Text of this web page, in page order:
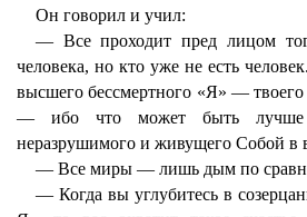
Он говорил и учил:
— Все проходит пред лицом
человека, но кто уже не есть
высшего бессмертного «Я» —
— ибо что может быть лучше
неразрушимого и живущего Собой в
— Все миры — лишь дым по
— Когда вы углубитесь в